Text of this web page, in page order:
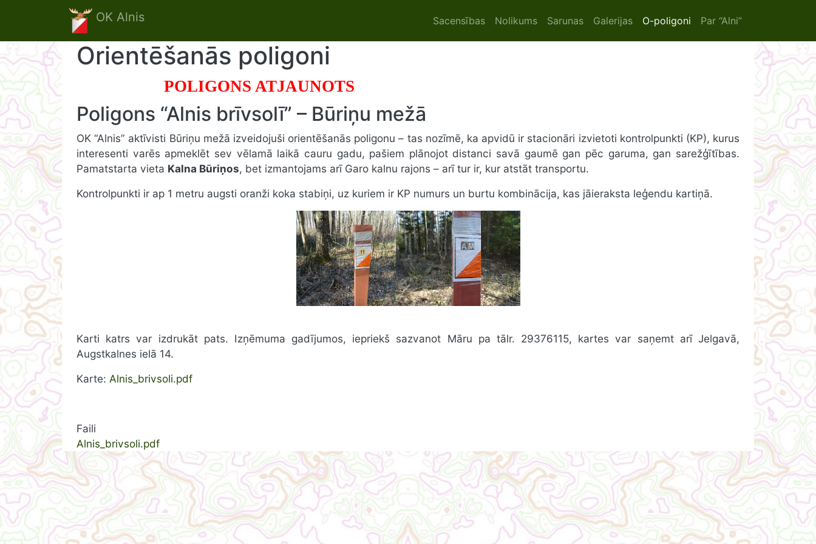
Skip to main content
OK Alnis Main navigation
Sacensības Nolikums Sarunas Galerijas O-poligoni Par “Alni”
Orientēšanās poligoni
POLIGONS ATJAUNOTS
Poligons “Alnis brīvsolī” – Būriņu mežā
OK “Alnis” aktīvisti Būriņu mežā izveidojuši orientēšanās poligonu – tas nozīmē, ka apvidū ir stacionāri izvietoti kontrolpunkti (KP), kurus
interesenti varēs apmeklēt sev vēlamā laikā cauru gadu, pašiem plānojot distanci savā gaumē gan pēc garuma, gan sarežģītības.
Pamatstarta vieta Kalna Būriņos, bet izmantojams arī Garo kalnu rajons – arī tur ir, kur atstāt transportu.
Kontrolpunkti ir ap 1 metru augsti oranži koka stabiņi, uz kuriem ir KP numurs un burtu kombinācija, kas jāieraksta leģendu kartiņā.
Karti katrs var izdrukāt pats. Izņēmuma gadījumos, iepriekš sazvanot Māru pa tālr. 29376115, kartes var saņemt arī Jelgavā,
Augstkalnes ielā 14.
Karte: Alnis_brivsoli.pdf
Faili
Alnis_brivsoli.pdf